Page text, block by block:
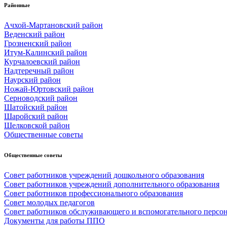
Районные
Ачхой-Мартановский район
Веденский район
Грозненский район
Итум-Калинский район
Курчалоевский район
Надтеречный район
Наурский район
Ножай-Юртовский район
Серноводский район
Шатойский район
Шаройский район
Шелковской район
Общественные советы
Общественные советы
Совет работников учреждений дошкольного образования
Совет работников учреждений дополнительного образования
Совет работников профессионального образования
Совет молодых педагогов
Совет работников обслуживающего и вспомогательного
Документы для работы ППО